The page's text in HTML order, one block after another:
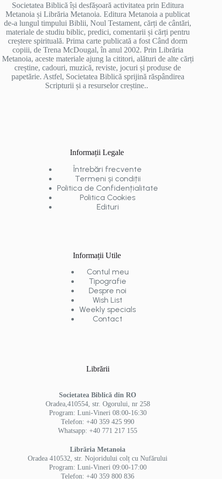
Societatea Biblică își desfășoară activitatea prin Editura
Metanoia și Librăria Metanoia. Editura Metanoia a publicat
de-a lungul timpului Biblii, Noul Testament, cărți de cântări,
materiale de studiu biblic, predici, comentarii și cărți pentru
creștere spirituală. Prima carte publicată a fost Când dorm
copiii, de Trena McDougal, în anul 2002. Prin Librăria
Metanoia, aceste materiale ajung la cititori, alături de alte cărți
creștine, cadouri, muzică, reviste, jocuri și produse de
papetărie. Astfel, Societatea Biblică sprijină răspândirea
Scripturii și a resurselor creștine..
Informații Legale
Întrebări frecvente
Termeni și condiții
Politica de Confidențialitate
Politica Cookies
Edituri
Informații Utile
Contul meu
Tipografie
Despre noi
Wish List
Weekly specials
Contact
Librării
Societatea Biblică din RO
Oradea,410554, str. Ogorului, nr 258
Program: Luni-Vineri 08:00-16:30
Telefon: +40 359 425 990
Whatsapp: +40 771 217 155
Librăria Metanoia
Oradea 410532, str. Nojoridului colț cu Nufărului
Program: Luni-Vineri 09:00-17:00
Telefon: +40 359 800 836